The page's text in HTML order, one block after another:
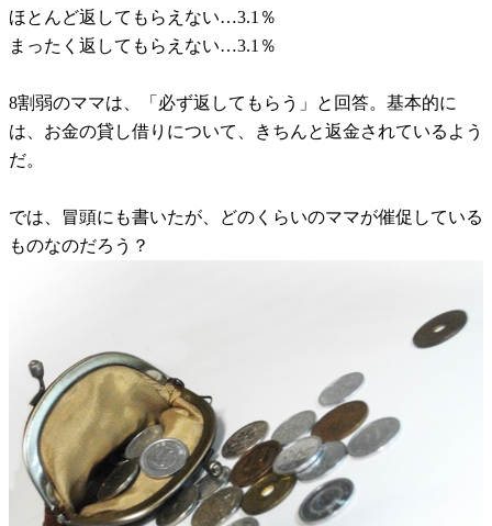
ほとんど返してもらえない…3.1％
まったく返してもらえない…3.1％
8割弱のママは、「必ず返してもらう」と回答。基本的に
は、お金の貸し借りについて、きちんと返金されているよう
だ。
では、冒頭にも書いたが、どのくらいのママが催促している
ものなのだろう？